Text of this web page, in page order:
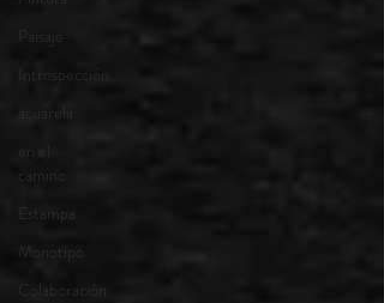
Paisaje
Introspección
acuarela
en el
camino
Estampa
Monotipo
Colaboración